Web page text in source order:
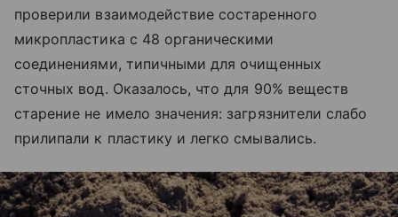
проверили взаимодействие состаренного
микропластика с 48 органическими
соединениями, типичными для очищенных
сточных вод. Оказалось, что для 90% веществ
старение не имело значения: загрязнители слабо
прилипали к пластику и легко смывались.